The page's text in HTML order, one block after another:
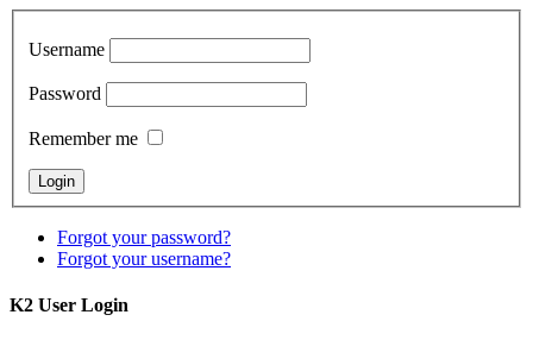
Username
Password
Remember me
Forgot your password?
Forgot your username?
K2 User Login